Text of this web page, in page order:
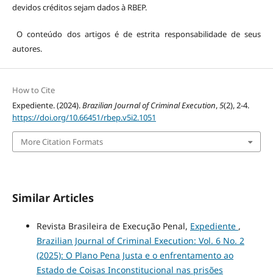
devidos créditos sejam dados à RBEP.
O conteúdo dos artigos é de estrita responsabilidade de seus
autores.
How to Cite
Expediente. (2024).Brazilian Journal of Criminal Execution,5(2), 2-4.
https://doi.org/10.66451/rbep.v5i2.1051
More Citation Formats
Similar Articles
Revista Brasileira de Execução Penal, Expediente ,
Brazilian Journal of Criminal Execution: Vol. 6 No. 2
(2025): O Plano Pena Justa e o enfrentamento ao
Estado de Coisas Inconstitucional nas prisões